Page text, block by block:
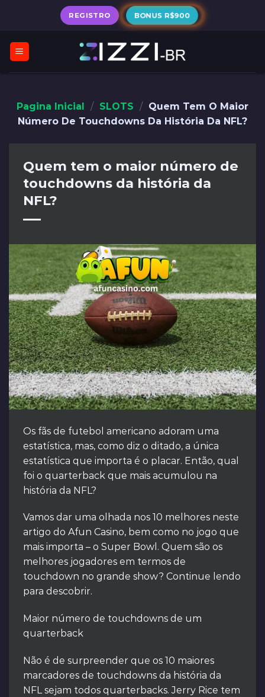
REGISTRO BONUS R$900
Pagina Inicial / SLOTS / Quem Tem O Maior
Número De Touchdowns Da História Da NFL?
Quem tem o maior número de
touchdowns da história da
NFL?
Os fãs de futebol americano adoram uma
estatística, mas, como diz o ditado, a única
estatística que importa é o placar. Então, qual
foi o quarterback que mais acumulou na
história da NFL?
Vamos dar uma olhada nos 10 melhores neste
artigo do Afun Casino, bem como no jogo que
mais importa – o Super Bowl. Quem são os
melhores jogadores em termos de
touchdown no grande show? Continue lendo
para descobrir.
Maior número de touchdowns de um
quarterback
Não é de surpreender que os 10 maiores
marcadores de touchdowns da história da
NFL sejam todos quarterbacks. Jerry Rice tem